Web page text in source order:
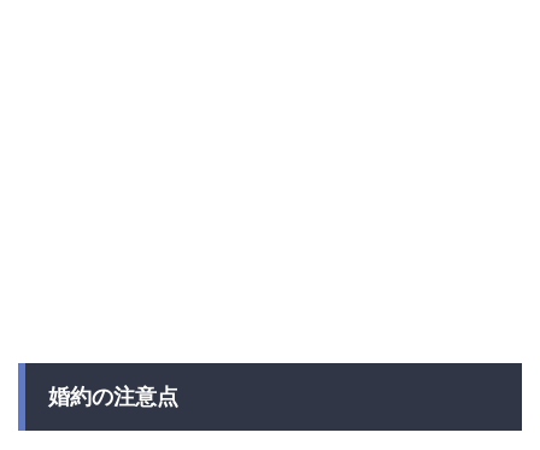
婚約の注意点